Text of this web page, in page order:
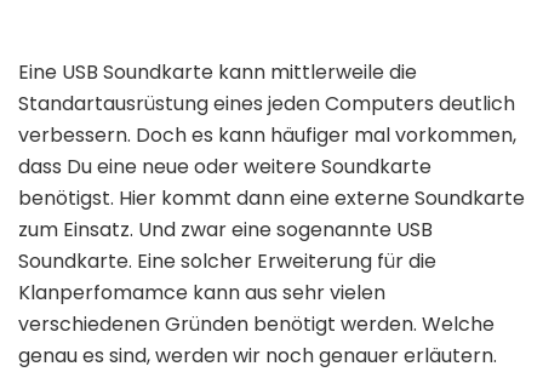
Eine USB Soundkarte kann mittlerweile die
Standartausrüstung eines jeden Computers deutlich
verbessern. Doch es kann häufiger mal vorkommen,
dass Du eine neue oder weitere Soundkarte
benötigst. Hier kommt dann eine externe Soundkarte
zum Einsatz. Und zwar eine sogenannte USB
Soundkarte. Eine solcher Erweiterung für die
Klanperfomamce kann aus sehr vielen
verschiedenen Gründen benötigt werden. Welche
genau es sind, werden wir noch genauer erläutern.